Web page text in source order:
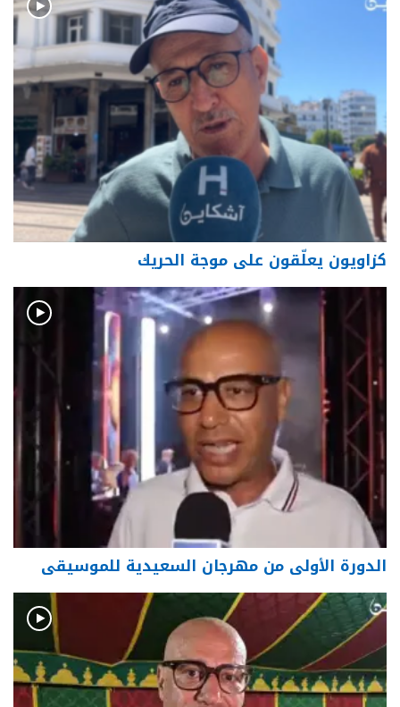
كزاويون يعلّقون على موجة الحريك
الدورة الأولى من مهرجان السعيدية للموسيقى